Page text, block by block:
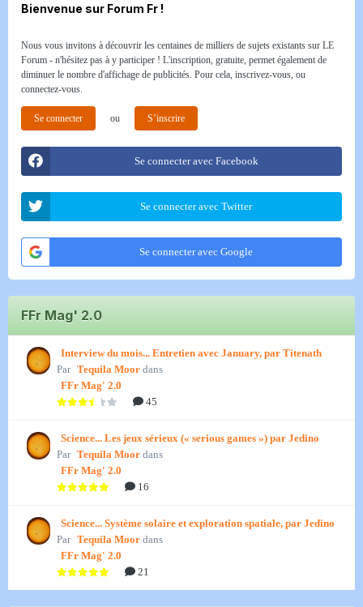
Bienvenue sur Forum Fr !
Nous vous invitons à découvrir les centaines de milliers de sujets existants sur LE
Forum - n'hésitez pas à y participer ! L'inscription, gratuite, permet également de
diminuer le nombre d'affichage de publicités. Pour cela, inscrivez-vous, ou
connectez-vous.
Se connecter ou S’inscrire
Se connecter avec Facebook
Se connecter avec Twitter
Se connecter avec Google
FFr Mag' 2.0
Interview du mois... Entretien avec January, par Titenath
Par Tequila Moor dans
FFr Mag' 2.0
45
Science... Les jeux sérieux (« serious games ») par Jedino
Par Tequila Moor dans
FFr Mag' 2.0
16
Science... Système solaire et exploration spatiale, par Jedino
Par Tequila Moor dans
FFr Mag' 2.0
21